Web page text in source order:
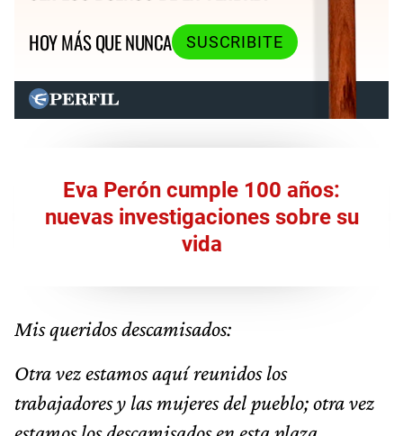
HOY MÁS QUE NUNCA
SUSCRIBITE
Eva Perón cumple 100 años:
nuevas investigaciones sobre su
vida
Mis queridos descamisados:
Otra vez estamos aquí reunidos los
trabajadores y las mujeres del pueblo; otra vez